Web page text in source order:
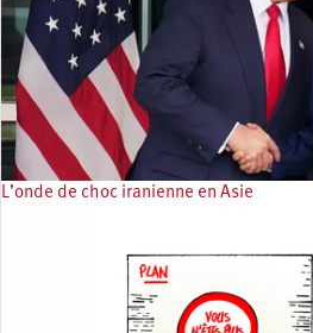
L’onde de choc iranienne en Asie